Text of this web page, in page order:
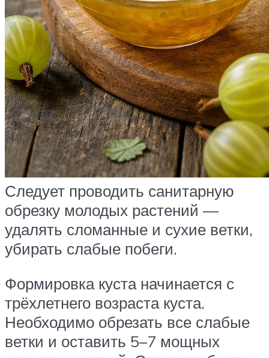
Следует проводить санитарную
обрезку молодых растений —
удалять сломанные и сухие ветки,
убирать слабые побеги.
Формировка куста начинается с
трёхлетнего возраста куста.
Необходимо обрезать все слабые
ветки и оставить 5–7 мощных